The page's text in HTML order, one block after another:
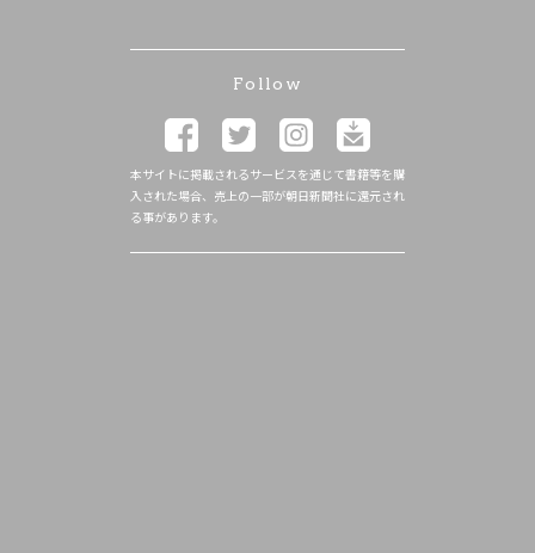
Follow
本サイトに掲載されるサービスを通じて書籍等を購
入された場合、売上の一部が朝日新聞社に還元され
る事があります。